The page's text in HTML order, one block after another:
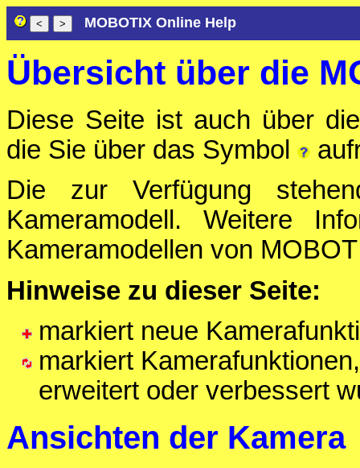
MOBOTIX Online Help
Übersicht über die
Diese Seite ist auch über
die Sie über das Symbol
Die zur Verfügung
Kameramodell. Weitere
Kameramodellen von
Hinweise zu dieser Seite:
markiert neue
markiert
erweitert oder verbessert
Ansichten der Kamera